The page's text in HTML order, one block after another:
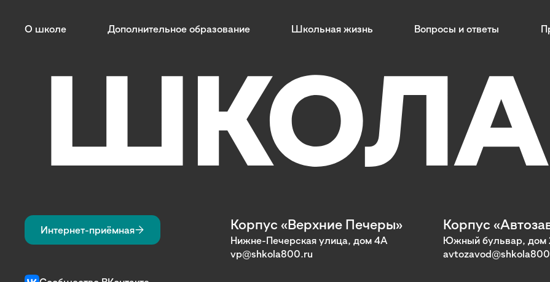
О школе Дополнительное образование Школьная жизнь Вопросы и ответы
Интернет-приёмная Корпус «Верхние Печеры»
Нижне-Печерская улица, дом 4А
vp@shkola800.ru
Корпус
Южный бульвар, дом